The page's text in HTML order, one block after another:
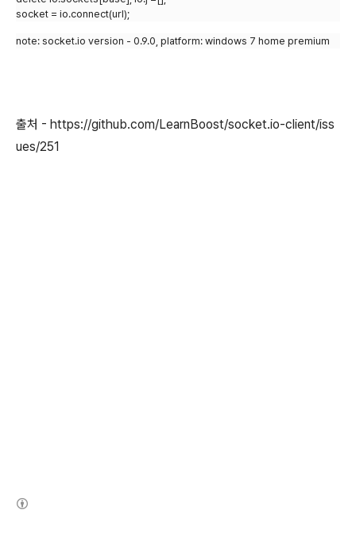
socket = io.connect(url);
note: socket.io version - 0.9.0, platform: windows 7 home premium
출처 - https://github.com/LearnBoost/socket.io-client/iss
ues/251